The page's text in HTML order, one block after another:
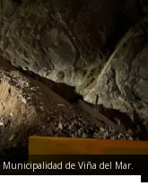
Municipalidad de Viña del Mar.